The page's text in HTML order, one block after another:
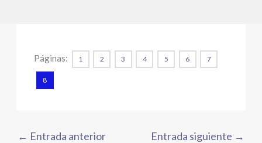
Páginas: 1 2 3 4 5 6 7
8
← Entrada anterior Entrada siguiente →